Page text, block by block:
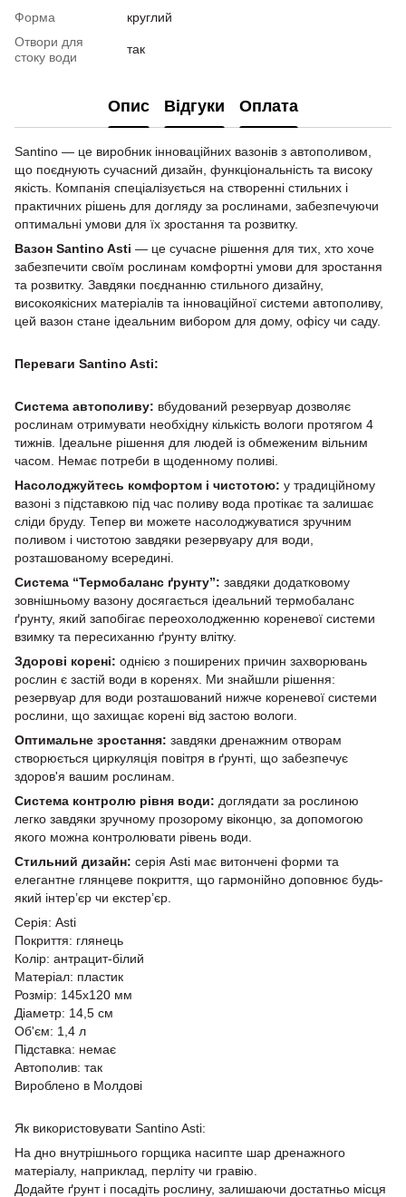
Форма
круглий
Отвори для
стоку води
так
Опис Відгуки Оплата
Santino — це виробник інноваційних вазонів з автополивом,
що поєднують сучасний дизайн, функціональність та високу
якість. Компанія спеціалізується на створенні стильних і
практичних рішень для догляду за рослинами, забезпечуючи
оптимальні умови для їх зростання та розвитку.
Вазон Santino Asti — це сучасне рішення для тих, хто хоче
забезпечити своїм рослинам комфортні умови для зростання
та розвитку. Завдяки поєднанню стильного дизайну,
високоякісних матеріалів та інноваційної системи автополиву,
цей вазон стане ідеальним вибором для дому, офісу чи саду.
Переваги Santino Asti:
Система автополиву: вбудований резервуар дозволяє
рослинам отримувати необхідну кількість вологи протягом 4
тижнів. Ідеальне рішення для людей із обмеженим вільним
часом. Немає потреби в щоденному поливі.
Насолоджуйтесь комфортом і чистотою: у традиційному
вазоні з підставкою під час поливу вода протікає та залишає
сліди бруду. Тепер ви можете насолоджуватися зручним
поливом і чистотою завдяки резервуару для води,
розташованому всередині.
Система “Термобаланс ґрунту”: завдяки додатковому
зовнішньому вазону досягається ідеальний термобаланс
ґрунту, який запобігає переохолодженню кореневої системи
взимку та пересиханню ґрунту влітку.
Здорові корені: однією з поширених причин захворювань
рослин є застій води в коренях. Ми знайшли рішення:
резервуар для води розташований нижче кореневої системи
рослини, що захищає корені від застою вологи.
Оптимальне зростання: завдяки дренажним отворам
створюється циркуляція повітря в ґрунті, що забезпечує
здоров'я вашим рослинам.
Система контролю рівня води: доглядати за рослиною
легко завдяки зручному прозорому віконцю, за допомогою
якого можна контролювати рівень води.
Стильний дизайн: серія Asti має витончені форми та
елегантне глянцеве покриття, що гармонійно доповнює будь-
який інтер’єр чи екстер’єр.
Серія: Asti
Покриття: глянець
Колір: антрацит-білий
Матеріал: пластик
Розмір: 145х120 мм
Діаметр: 14,5 см
Об'єм: 1,4 л
Підставка: немає
Автополив: так
Вироблено в Молдові
Як використовувати Santino Asti:
На дно внутрішнього горщика насипте шар дренажного
матеріалу, наприклад, перліту чи гравію.
Додайте ґрунт і посадіть рослину, залишаючи достатньо місця